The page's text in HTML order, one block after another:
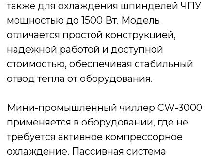
Чиллер оснащён резервуаром для воды
объёмом 9 литров и обладает
теплоотводящей способностью 50 Вт/°C,
что позволяет поддерживать стабильную
температуру лазерной трубки.
Компактные размеры корпуса 49 × 27 ×
38 см делают устройство удобным для
установки в условиях ограниченного
Цифровой дисплей отображает текущую
температуру воды и аварийные сигналы,
позволяя оператору быстро
контролировать состояние системы. CW-